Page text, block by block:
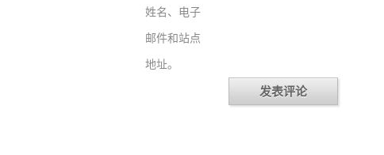
姓名、电子
邮件和站点
地址。